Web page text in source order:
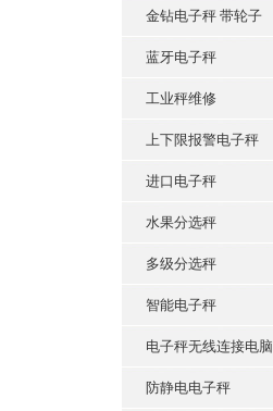
金钻电子秤 带轮子
蓝牙电子秤
工业秤维修
上下限报警电子秤
进口电子秤
水果分选秤
多级分选秤
智能电子秤
电子秤无线连接电脑
防静电电子秤